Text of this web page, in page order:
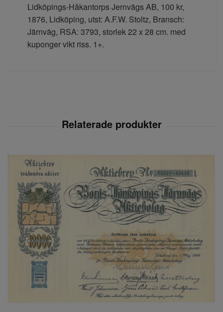
Lidköpings-Håkantorps Jernvägs AB, 100 kr,
1876, Lidköping, utst: A.F.W. Stoltz, Bransch:
Järnväg, RSA: 3793, storlek 22 x 28 cm. med
kuponger vikt riss. 1+.